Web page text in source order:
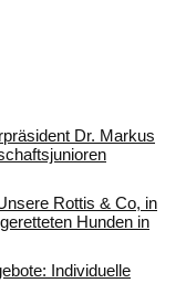
Dr. Markus
Rottis & Co, in
Hunden in
Individuelle